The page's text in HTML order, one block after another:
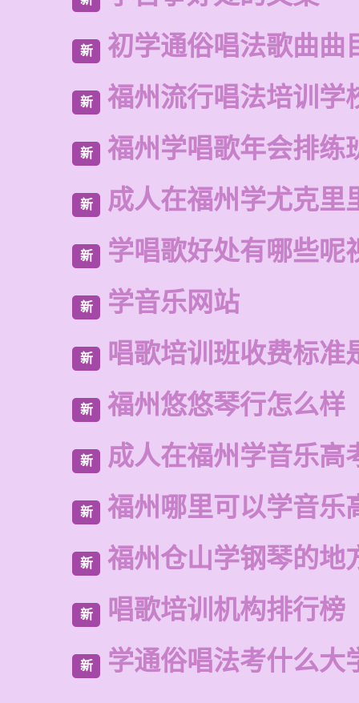
新 初学通俗唱法歌曲曲
新 福州流行唱法培训学
新 福州学唱歌年会排练
新 成人在福州学尤克里
新 学唱歌好处有哪些呢
新 学音乐网站
新 唱歌培训班收费标准
新 福州悠悠琴行怎么样
新 成人在福州学音乐高
新 福州哪里可以学音乐
新 福州仓山学钢琴的地
新 唱歌培训机构排行榜
新 学通俗唱法考什么大